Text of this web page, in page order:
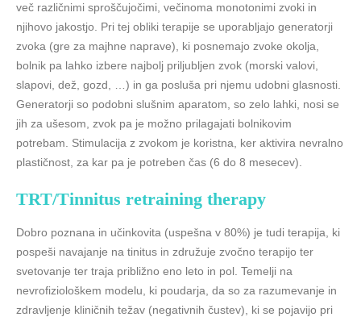
več različnimi sproščujočimi, večinoma monotonimi zvoki in
njihovo jakostjo. Pri tej obliki terapije se uporabljajo generatorji
zvoka (gre za majhne naprave), ki posnemajo zvoke okolja,
bolnik pa lahko izbere najbolj priljubljen zvok (morski valovi,
slapovi, dež, gozd, …) in ga posluša pri njemu udobni glasnosti.
Generatorji so podobni slušnim aparatom, so zelo lahki, nosi se
jih za ušesom, zvok pa je možno prilagajati bolnikovim
potrebam. Stimulacija z zvokom je koristna, ker aktivira nevralno
plastičnost, za kar pa je potreben čas (6 do 8 mesecev).
TRT/Tinnitus retraining therapy
Dobro poznana in učinkovita (uspešna v 80%) je tudi terapija, ki
pospeši navajanje na tinitus in združuje zvočno terapijo ter
svetovanje ter traja približno eno leto in pol. Temelji na
nevrofiziološkem modelu, ki poudarja, da so za razumevanje in
zdravljenje kliničnih težav (negativnih čustev), ki se pojavijo pri